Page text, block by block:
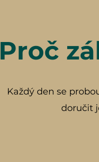
Proč
Každý den se
doručit